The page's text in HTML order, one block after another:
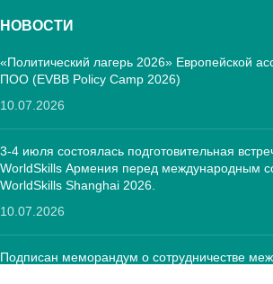
НОВОСТИ
«Политический лагерь 2026» Европейской
ПОО (EVBB Policy Camp 2026)
10.07.2026
3-4 июля состоялась подготовительная
WorldSkills Армения перед международным
WorldSkills Shanghai 2026.
10.07.2026
Подписан меморандум о сотрудничестве